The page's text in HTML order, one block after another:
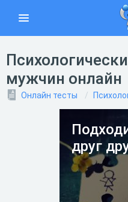
мужчин онлайн
Онлайн тесты
друг